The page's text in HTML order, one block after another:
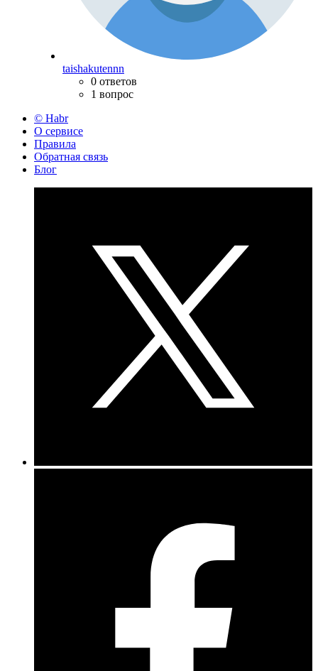
taishakutennn
0 ответов
1 вопрос
© Habr
О сервисе
Правила
Обратная связь
Блог